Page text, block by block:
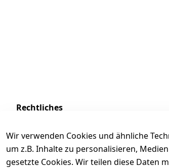
Wir verwenden Cookies und ähnliche
um z.B. Inhalte zu personalisieren,
gesetzte Cookies. Wir teilen diese Daten
Rechtliches
Impressum
Datenschutzerklärung